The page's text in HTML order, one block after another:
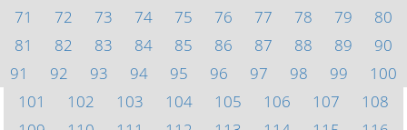
71
72 73 74 75 76 77 78 79
80
81
82 83 84 85 86 87 88 89
90
91
92 93 94 95 96 97 98 99
100
101
102 103 104 105 106 107
108